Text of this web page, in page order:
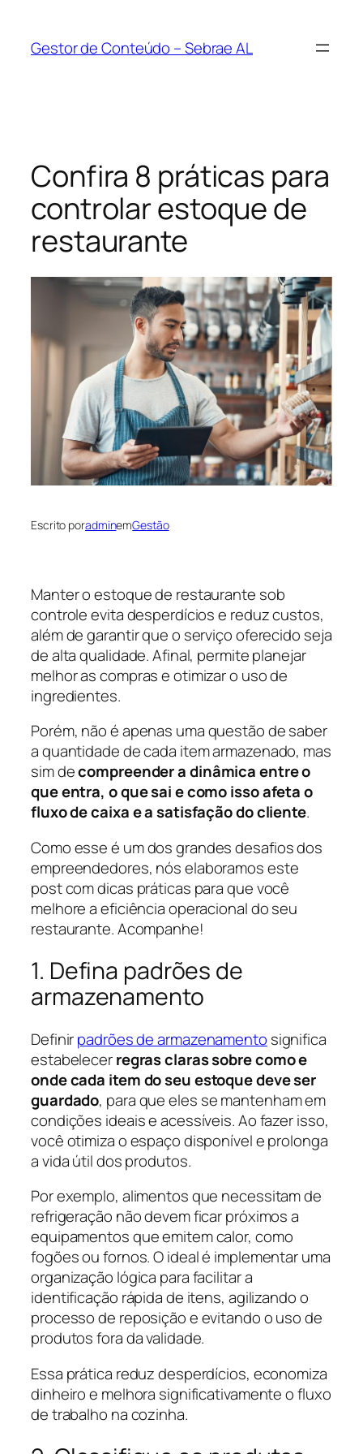
Gestor de Conteúdo – Sebrae AL
Confira 8 práticas para
controlar estoque de
restaurante
Escrito poradminemGestão
Manter o estoque de restaurante sob
controle evita desperdícios e reduz custos,
além de garantir que o serviço oferecido seja
de alta qualidade. Afinal, permite planejar
melhor as compras e otimizar o uso de
ingredientes.
Porém, não é apenas uma questão de saber
a quantidade de cada item armazenado, mas
sim decompreender a dinâmica entre o
que entra, o que sai e como isso afeta o
fluxo de caixa e a satisfação do cliente.
Como esse é um dos grandes desafios dos
empreendedores, nós elaboramos este
post com dicas práticas para que você
melhore a eficiência operacional do seu
restaurante. Acompanhe!
1. Defina padrões de
armazenamento
Definirpadrões de armazenamento significa
estabelecerregras claras sobre como e
onde cada item do seu estoque deve ser
guardado, para que eles se mantenham em
condições ideais e acessíveis. Ao fazer isso,
você otimiza o espaço disponível e prolonga
a vida útil dos produtos.
Por exemplo, alimentos que necessitam de
refrigeração não devem ficar próximos a
equipamentos que emitem calor, como
fogões ou fornos. O ideal é implementar uma
organização lógica para facilitar a
identificação rápida de itens, agilizando o
processo de reposição e evitando o uso de
produtos fora da validade.
Essa prática reduz desperdícios, economiza
dinheiro e melhora significativamente o fluxo
de trabalho na cozinha.